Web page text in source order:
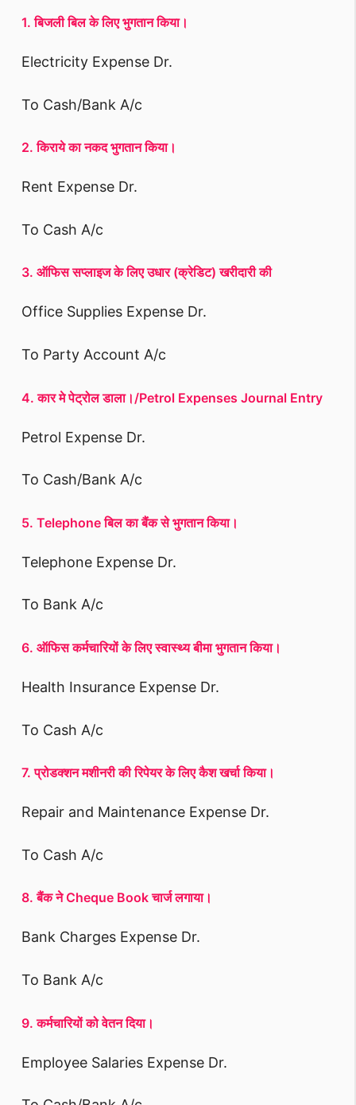
1. बिजली बिल के लिए भुगतान किया।
Electricity Expense Dr.
To Cash/Bank A/c
2. किराये का नकद भुगतान किया।
Rent Expense Dr.
To Cash A/c
3. ऑफिस सप्लाइज के लिए उधार (क्रेडिट) खरीदारी की
Office Supplies Expense Dr.
To Party Account A/c
4. कार मे पेट्रोल डाला।/Petrol Expenses Journal Entry
Petrol Expense Dr.
To Cash/Bank A/c
5. Telephone बिल का बैंक से भुगतान किया।
Telephone Expense Dr.
To Bank A/c
6. ऑफिस कर्मचारियों के लिए स्वास्थ्य बीमा भुगतान किया।
Health Insurance Expense Dr.
To Cash A/c
7. प्रोडक्शन मशीनरी की रिपेयर के लिए कैश खर्चा किया।
Repair and Maintenance Expense Dr.
To Cash A/c
8. बैंक ने Cheque Book चार्ज लगाया।
Bank Charges Expense Dr.
To Bank A/c
9. कर्मचारियों को वेतन दिया।
Employee Salaries Expense Dr.